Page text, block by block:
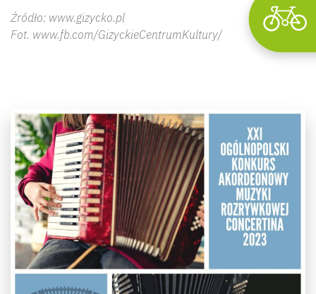
Źródło: www.gizycko.pl
Fot. www.fb.com/GizyckieCentrumKultury/